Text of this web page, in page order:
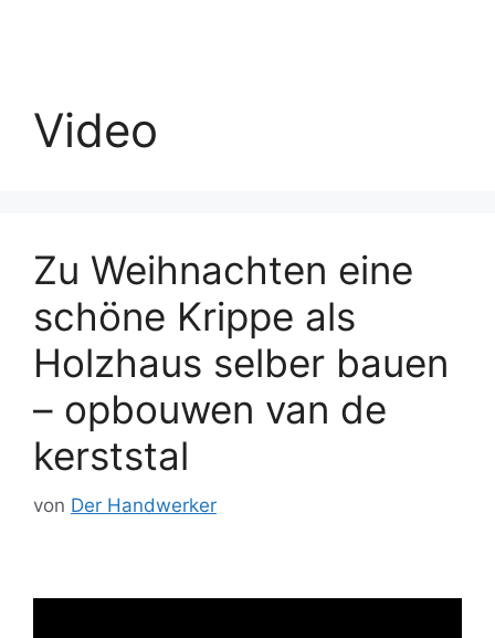
Video
Zu Weihnachten eine
schöne Krippe als
Holzhaus selber bauen
– opbouwen van de
kerststal
von Der Handwerker